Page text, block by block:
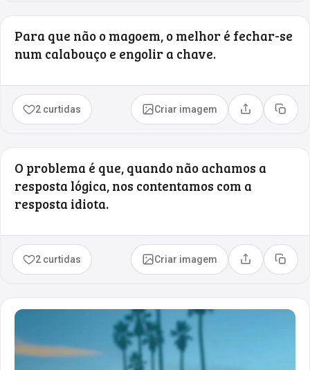
Para que não o magoem, o melhor é fechar-se
num calabouço e engolir a chave.
2 curtidas Criar imagem Compartilhar
Copiar
O problema é que, quando não achamos a
resposta lógica, nos contentamos com a
resposta idiota.
2 curtidas Criar imagem Compartilhar
Copiar